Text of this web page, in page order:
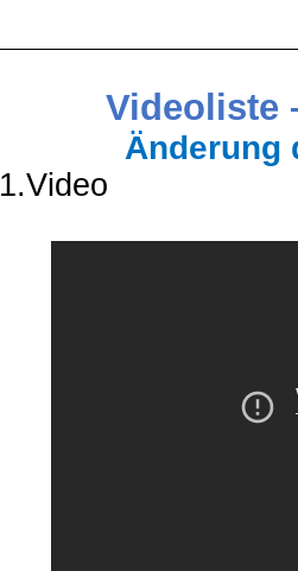
Videoliste
Änderung
1.Video